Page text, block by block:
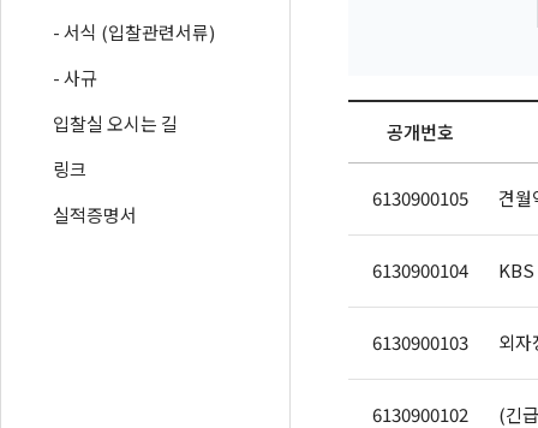
- 서식 (입찰관련서류)
- 사규
입찰실 오시는 길
링크
실적증명서
공개번호
6130900105 견월
6130900104 KBS
6130900103 외자
6130900102 (긴